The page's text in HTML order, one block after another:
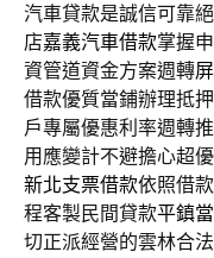
汽車貸款是誠信可靠
店嘉義汽車借款掌握
資管道資金方案週轉
借款優質當鋪辦理抵
戶專屬優惠利率週轉
用應變計不避擔心超
新北支票借款依照借
程客製民間貸款平鎮
切正派經營的雲林合